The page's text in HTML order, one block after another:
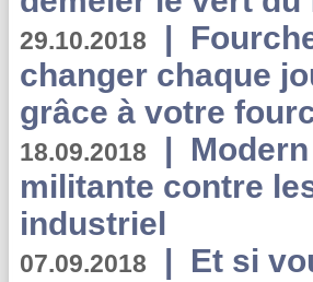
29.10.2018 |
changer chaque
grâce à votre
18.09.2018 |
militante contre
industriel
07.09.2018 | Et si